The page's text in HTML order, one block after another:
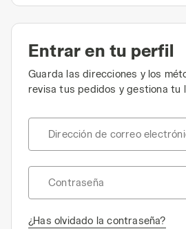
Entrar en tu perfil
Guarda las direcciones y los
revisa tus pedidos y gestiona tu
Dirección de correo
Contraseña
¿Has olvidado la contraseña?